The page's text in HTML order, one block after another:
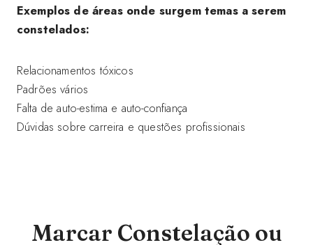
Exemplos de áreas onde surgem temas a serem
constelados:
Relacionamentos tóxicos
Padrões vários
Falta de auto-estima e auto-confiança
Dúvidas sobre carreira e questões profissionais
Marcar Constelação ou